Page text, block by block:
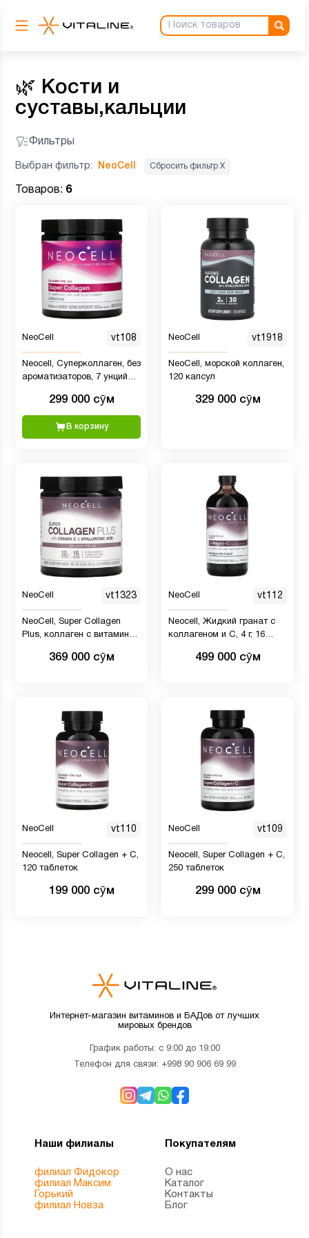
🌿 Кости и
суставы,кальции
Фильтры
Выбран фильтр: NeoCell Сбросить фильтр Х
Товаров: 6
NeoCell vt108
Neocell, Суперколлаген, без
ароматизаторов, 7 унций
299 000 сӯм
В корзину
NeoCell vt1918
NeoCell, морской коллаген,
120 капсул
329 000 сӯм
NeoCell vt1323
NeoCell, Super Collagen
Plus, коллаген с витамином
369 000 сӯм
NeoCell vt112
Neocell, Жидкий гранат с
коллагеном и C, 4 г, 16
499 000 сӯм
NeoCell vt110
Neocell, Super Collagen + C,
120 таблеток
199 000 сӯм
NeoCell vt109
Neocell, Super Collagen + C,
250 таблеток
299 000 сӯм
Интернет-магазин витаминов и БАДов от лучших
мировых брендов
График работы: с 9:00 до 19:00
Телефон для связи: +998 90 906 69 99
Наши филиалы
филиал Фидокор
филиал Максим
Горький
филиал Новза
Покупателям
О нас
Каталог
Контакты
Блог